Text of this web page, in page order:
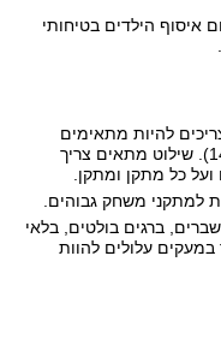
איסוף הילדים בטיחותי
להיות מתאימים
לתקן הישראלי למתקני משחק (ת"י 1498). שילוט מתאים צריך
כל מתקן ומתקן.
למתקני משחק גבוהים.
ברגים בולטים, בלאי
במעקים עלולים להוות